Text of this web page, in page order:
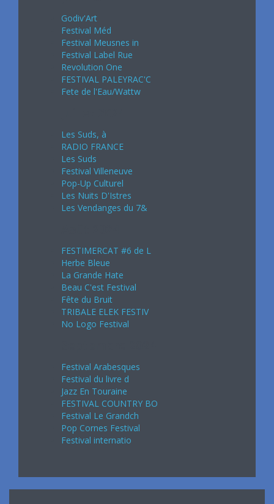
Godiv'Art
Festival Méd
Festival Meusnes in
Festival Label Rue
Revolution One
FESTIVAL PALEYRAC'C
Fete de l'Eau/Wattw
Les Suds, à
RADIO FRANCE
Les Suds
Festival Villeneuve
Pop-Up Culturel
Les Nuits D'Istres
Les Vendanges du 7&
FESTIMERCAT #6 de L
Herbe Bleue
La Grande Hate
Beau C'est Festival
Fête du Bruit
TRIBALE ELEK FESTIV
No Logo Festival
Festival Arabesques
Festival du livre d
Jazz En Touraine
FESTIVAL COUNTRY BO
Festival Le Grandch
Pop Cornes Festival
Festival internatio